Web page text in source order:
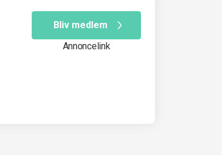
Bliv medlem
Annoncelink